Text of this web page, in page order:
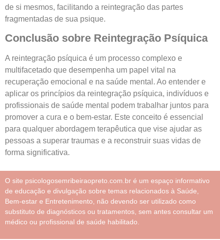
de si mesmos, facilitando a reintegração das partes
fragmentadas de sua psique.
Conclusão sobre Reintegração Psíquica
A reintegração psíquica é um processo complexo e
multifacetado que desempenha um papel vital na
recuperação emocional e na saúde mental. Ao entender e
aplicar os princípios da reintegração psíquica, indivíduos e
profissionais de saúde mental podem trabalhar juntos para
promover a cura e o bem-estar. Este conceito é essencial
para qualquer abordagem terapêutica que vise ajudar as
pessoas a superar traumas e a reconstruir suas vidas de
forma significativa.
O site psicologosemribeiraopreto.com.br é um espaço informativo
de educação e divulgação sobre temas relacionados à Saúde,
Bem-estar e Entretenimento, não devendo ser utilizado como
substituto de diagnósticos ou tratamentos, sem antes consultar um
médico ou profissional de saúde habilitado.